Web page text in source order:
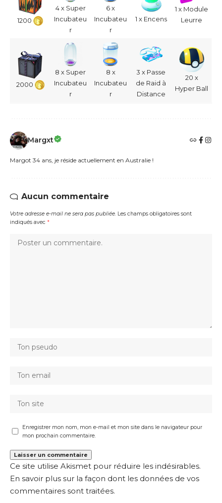
1200
4 x Super
Incubateu
r
6 x
Incubateu
r
1 x Encens
1 x Module
Leurre
2000
8 x Super
Incubateu
r
8 x
Incubateu
r
3 x Passe
de Raid à
Distance
20 x
Hyper Ball
Margxt
Margot 34 ans, je réside actuellement en Australie !
Aucun commentaire
Votre adresse e-mail ne sera pas publiée. Les champs obligatoires sont
indiqués avec *
Enregistrer mon nom, mon e-mail et mon site dans le navigateur pour
mon prochain commentaire.
Ce site utilise Akismet pour réduire les indésirables.
En savoir plus sur la façon dont les données de vos
commentaires sont traitées.